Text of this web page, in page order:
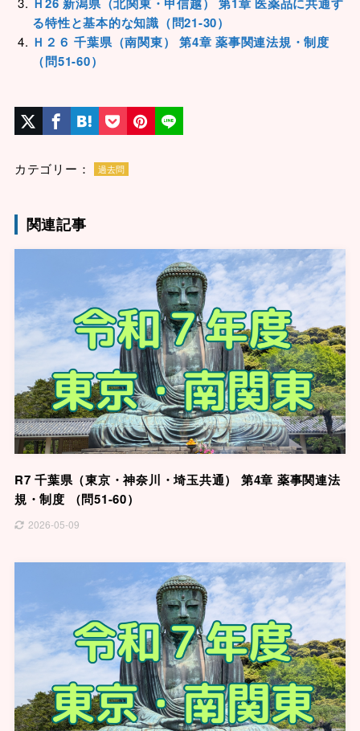
Ｈ26 新潟県（北関東・甲信越） 第1章 医薬品に共通す
る特性と基本的な知識（問21-30）
Ｈ２６ 千葉県（南関東） 第4章 薬事関連法規・制度
（問51-60）
カテゴリー： 過去問
関連記事
R7 千葉県（東京・神奈川・埼玉共通） 第4章 薬事関連法
規・制度 （問51-60）
2026-05-09